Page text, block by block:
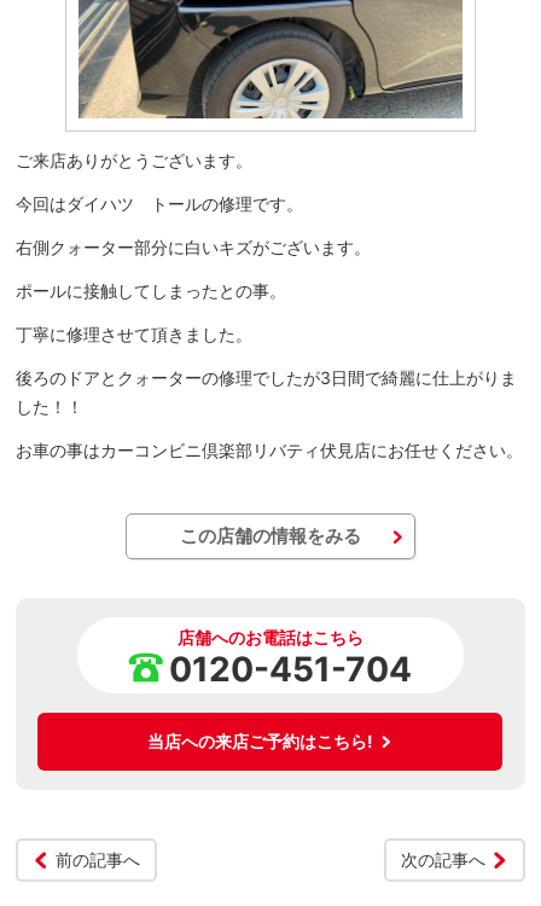
ご来店ありがとうございます。
今回はダイハツ トールの修理です。
右側クォーター部分に白いキズがございます。
ポールに接触してしまったとの事。
丁寧に修理させて頂きました。
後ろのドアとクォーターの修理でしたが3日間で綺麗に仕上がりま
した！！
お車の事はカーコンビニ倶楽部リバティ伏見店にお任せください。
この店舗の情報をみる
店舗へのお電話はこちら
0120-451-704
当店への来店ご予約はこちら!
前の記事へ 次の記事へ